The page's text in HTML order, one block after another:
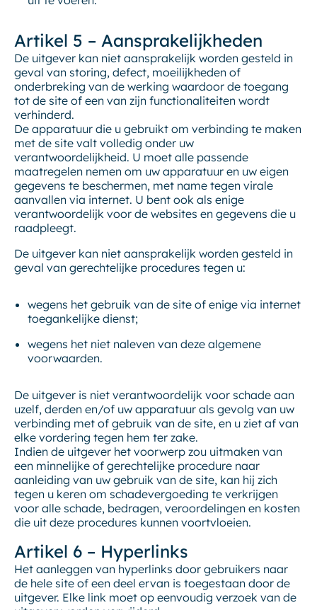
Artikel 5 – Aansprakelijkheden
De uitgever kan niet aansprakelijk worden gesteld in
geval van storing, defect, moeilijkheden of
onderbreking van de werking waardoor de toegang
tot de site of een van zijn functionaliteiten wordt
verhinderd.
De apparatuur die u gebruikt om verbinding te maken
met de site valt volledig onder uw
verantwoordelijkheid. U moet alle passende
maatregelen nemen om uw apparatuur en uw eigen
gegevens te beschermen, met name tegen virale
aanvallen via internet. U bent ook als enige
verantwoordelijk voor de websites en gegevens die u
raadpleegt.
De uitgever kan niet aansprakelijk worden gesteld in
geval van gerechtelijke procedures tegen u:
wegens het gebruik van de site of enige via internet
toegankelijke dienst;
wegens het niet naleven van deze algemene
voorwaarden.
De uitgever is niet verantwoordelijk voor schade aan
uzelf, derden en/of uw apparatuur als gevolg van uw
verbinding met of gebruik van de site, en u ziet af van
elke vordering tegen hem ter zake.
Indien de uitgever het voorwerp zou uitmaken van
een minnelijke of gerechtelijke procedure naar
aanleiding van uw gebruik van de site, kan hij zich
tegen u keren om schadevergoeding te verkrijgen
voor alle schade, bedragen, veroordelingen en kosten
die uit deze procedures kunnen voortvloeien.
Artikel 6 – Hyperlinks
Het aanleggen van hyperlinks door gebruikers naar
de hele site of een deel ervan is toegestaan door de
uitgever. Elke link moet op eenvoudig verzoek van de